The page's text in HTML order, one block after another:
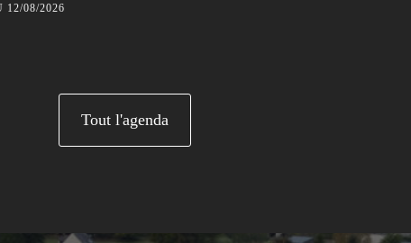
08/2026
Tout l'agenda